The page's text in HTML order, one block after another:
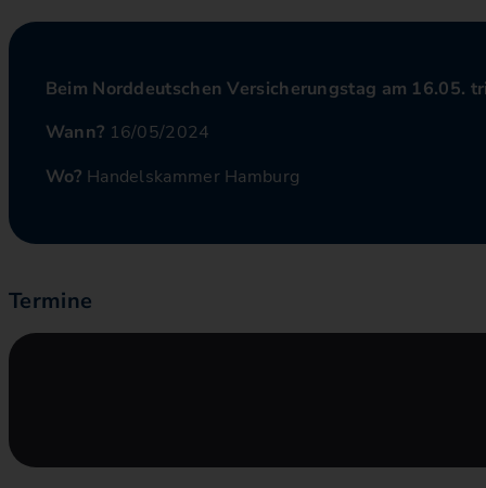
Beim Norddeutschen Versicherungstag am 16.05.
Wann? 16/05/2024
Wo? Handelskammer Hamburg
Termine